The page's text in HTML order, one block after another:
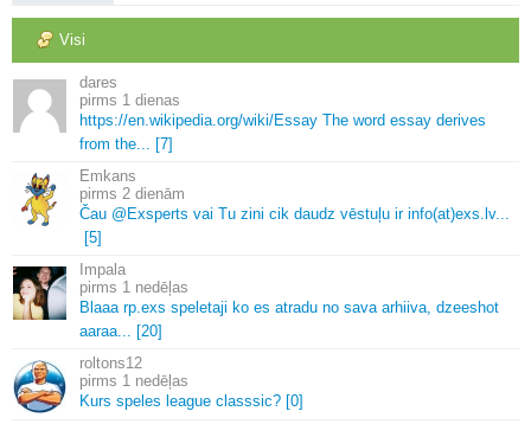
Visi
dares
1 dienas
https://en.wikipedia.org/wiki/Essay The word essay derives
from the... [7]
Emkans
2 dienām
Čau @Exsperts vai Tu zini cik daudz vēstuļu ir info(at)exs. lv...
[5]
Impala
1 nedēļas
Blaaa rp.exs speletaji ko es atradu no sava arhiiva, dzeeshot
aaraa... [20]
roltons12
1 nedēļas
Kurs speles league classsic? [0]